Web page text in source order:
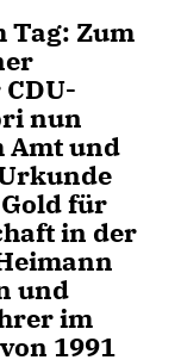
Tag: Zum
nun
Amt und
für
in der
und
im
1991